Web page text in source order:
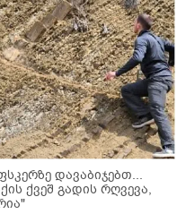
დავაბიჯებთ...
ქვეშ გადის რღვევა,